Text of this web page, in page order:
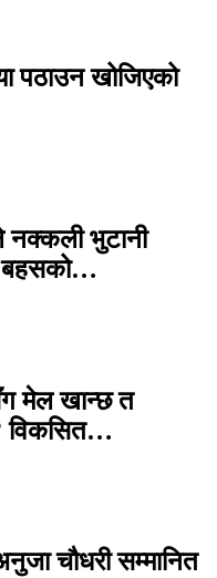
पठाउन खोजिएको
नक्कली भुटानी
बहसको…
मेल खान्छ त
विकसित…
चौधरी सम्मानित